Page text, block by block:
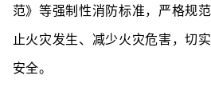
范》等强制性消防标准，严格规
止火灾发生、减少火灾危害，切
安全。